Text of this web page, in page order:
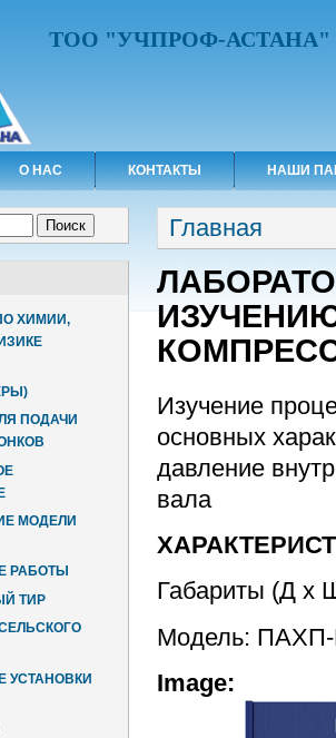
ТОО "УЧПРОФ-АСТАНА"
О НАС КОНТАКТЫ НАШИ
ХИМИИ,
ПОДАЧИ
МОДЕЛИ
РАБОТЫ
ТИР
УСТАНОВКИ
Вы здесь
Главная
Изучение
основных
давление
вала
Габариты (Д х
Модель:
Image: